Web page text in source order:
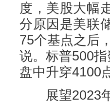
度，美股大幅
分原因是美联
75个基点之后
说。标普500
盘中升穿4100
展望2023年